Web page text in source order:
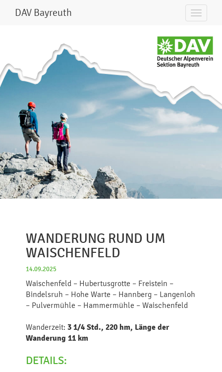
DAV Bayreuth
WANDERUNG RUND UM
WAISCHENFELD
14.09.2025
Waischenfeld – Hubertusgrotte – Freistein –
Bindelsruh – Hohe Warte – Hannberg – Langenloh
– Pulvermühle – Hammermühle – Waischenfeld
Wanderzeit:3 1/4 Std., 220 hm, Länge der
Wanderung 11 km
DETAILS: